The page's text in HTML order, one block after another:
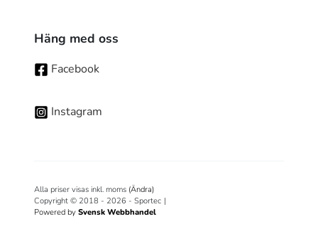
Häng med oss
Facebook
Instagram
Alla priser visas inkl. moms (Ändra)
Copyright © 2018 - 2026 - Sportec |
Powered by Svensk Webbhandel